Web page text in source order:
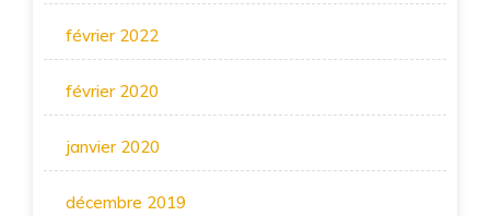
février 2022
février 2020
janvier 2020
décembre 2019